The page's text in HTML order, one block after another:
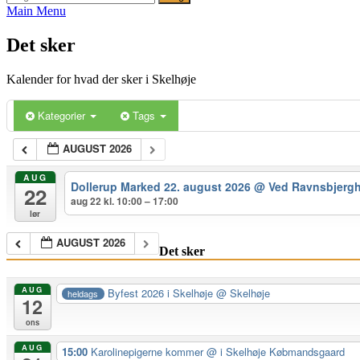
efter:
Main Menu
Det sker
Kalender for hvad der sker i Skelhøje
Kategorier Tags
AUGUST 2026
AUG
22
lør
Dollerup Marked 22. august 2026@ Ved
aug 22 kl. 10:00 – 17:00
AUGUST 2026
Det sker
AUG
12
ons
heldags Byfest 2026 i Skelhøje@ Skelhøje
AUG 15:00 Karolinepigerne kommer@ i Skelhøje Købmandsgaard